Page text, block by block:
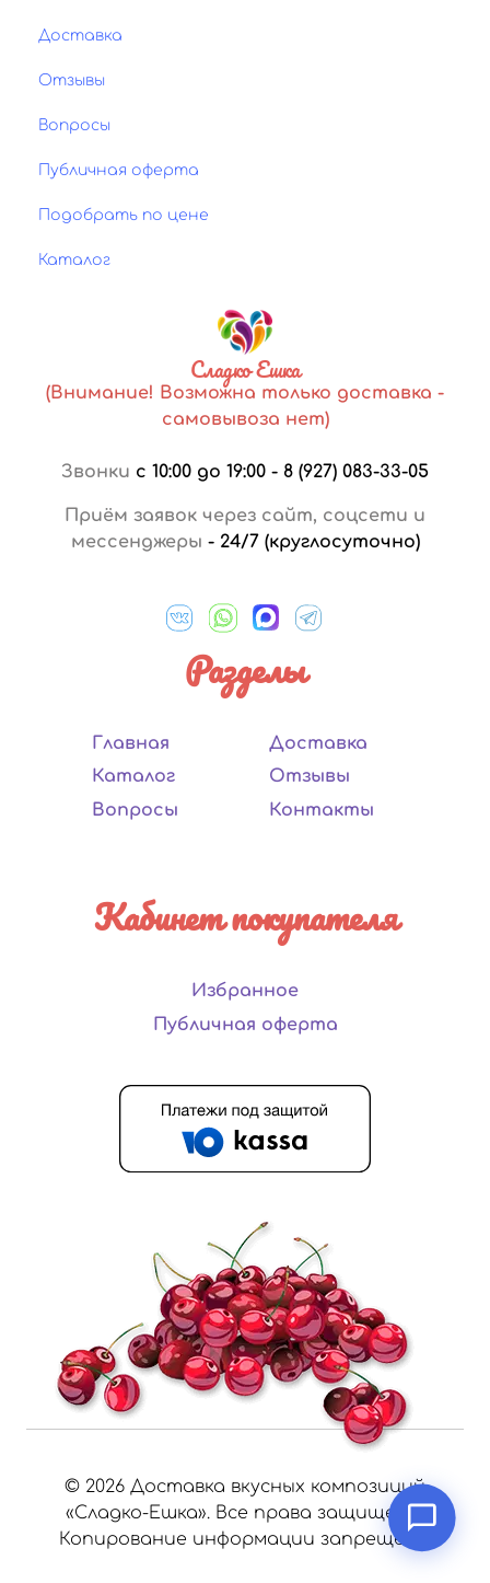
Доставка
Отзывы
Вопросы
Публичная оферта
Подобрать по цене
Каталог
Сладко Ешка
(Внимание! Возможна только доставка -
самовывоза нет)
Звонки с 10:00 до 19:00 - 8 (927) 083-33-05
Приём заявок через сайт, соцсети и
мессенджеры - 24/7 (круглосуточно)
Разделы
Главная
Каталог
Вопросы
Доставка
Отзывы
Контакты
Кабинет покупателя
Избранное
Публичная оферта
© 2026 Доставка вкусных композиций
«Сладко-Ешка». Все права защищены.
Копирование информации запрещено.